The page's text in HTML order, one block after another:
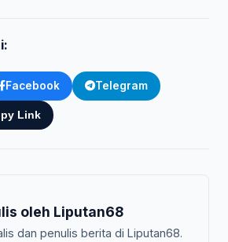
Facebook Telegram
Link
oleh Liputan68
dan penulis berita di Liputan68.